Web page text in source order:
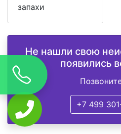
запахи
Не нашли свою
появились
+7 499